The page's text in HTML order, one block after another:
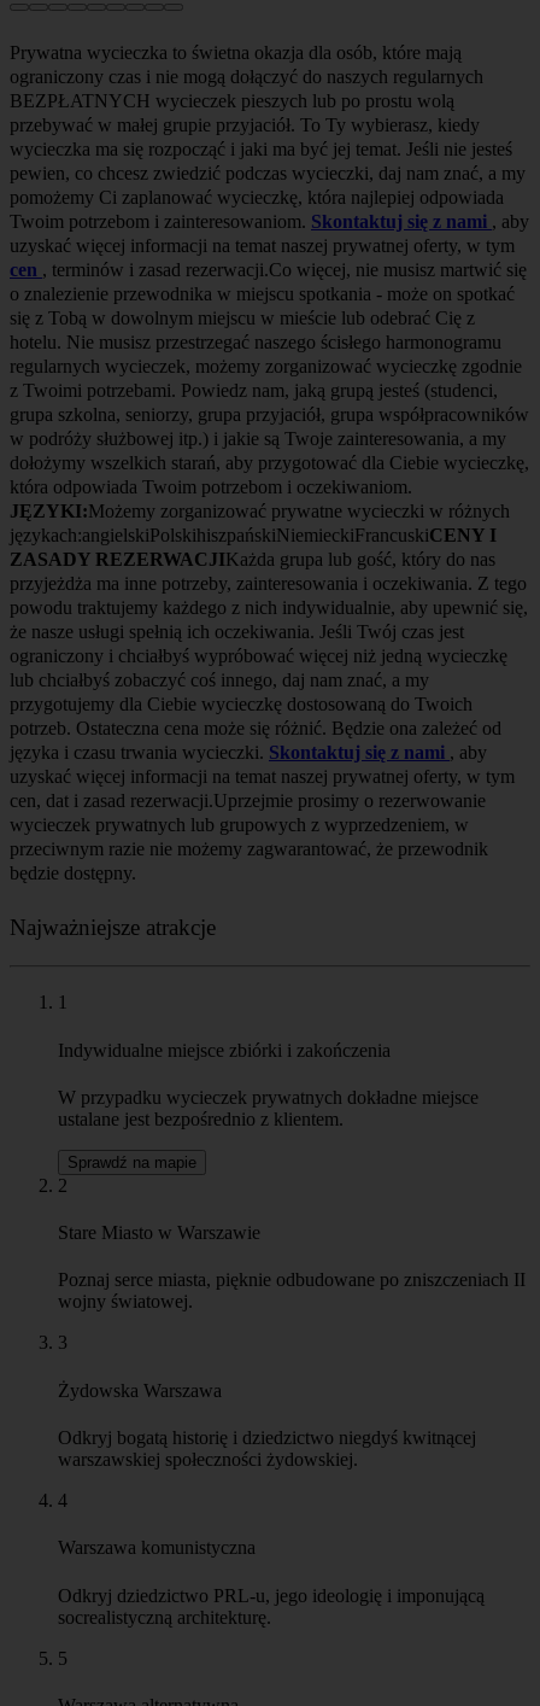
w podróży służbowej itp.) i jakie są Twoje zainteresowania, a my
która odpowiada Twoim potrzebom i oczekiwaniom.
JĘZYKI:Możemy zorganizować prywatne wycieczki w różnych
językach:angielskiPolskihiszpańskiNiemieckiFrancuskiCENY I
ZASADY REZERWACJIKażda grupa lub gość, który do nas
przyjeżdża ma inne potrzeby, zainteresowania i oczekiwania. Z tego
powodu traktujemy każdego z nich indywidualnie, aby upewnić się,
że nasze usługi spełnią ich oczekiwania. Jeśli Twój czas jest
ograniczony i chciałbyś wypróbować więcej niż jedną wycieczkę
lub chciałbyś zobaczyć coś innego, daj nam znać, a my
przygotujemy dla Ciebie wycieczkę dostosowaną do Twoich
potrzeb. Ostateczna cena może się różnić. Będzie ona zależeć od
języka i czasu trwania wycieczki.Skontaktuj się z nami , aby
uzyskać więcej informacji na temat naszej prywatnej oferty, w tym
cen, dat i zasad rezerwacji.Uprzejmie prosimy o rezerwowanie
wycieczek prywatnych lub grupowych z wyprzedzeniem, w
przeciwnym razie nie możemy zagwarantować, że przewodnik
będzie dostępny.
Najważniejsze atrakcje
1
Indywidualne miejsce zbiórki i zakończenia
W przypadku wycieczek prywatnych dokładne miejsce
ustalane jest bezpośrednio z klientem.
Sprawdź na mapie
2
Stare Miasto w Warszawie
Poznaj serce miasta, pięknie odbudowane po zniszczeniach II
wojny światowej.
Odkryj bogatą historię i dziedzictwo niegdyś kwitnącej
Warszawa komunistyczna
Odkryj dziedzictwo PRL-u, jego ideologię i imponującą
socrealistyczną architekturę.
5
Warszawa alternatywna
modne miejsca i dzielnice poza utartymi szlakami.
6
Warszawa w czasie wojny
światowej, w tym Powstanie 1944 i jego niemal całkowite
Zobacz najnowsze artykuły